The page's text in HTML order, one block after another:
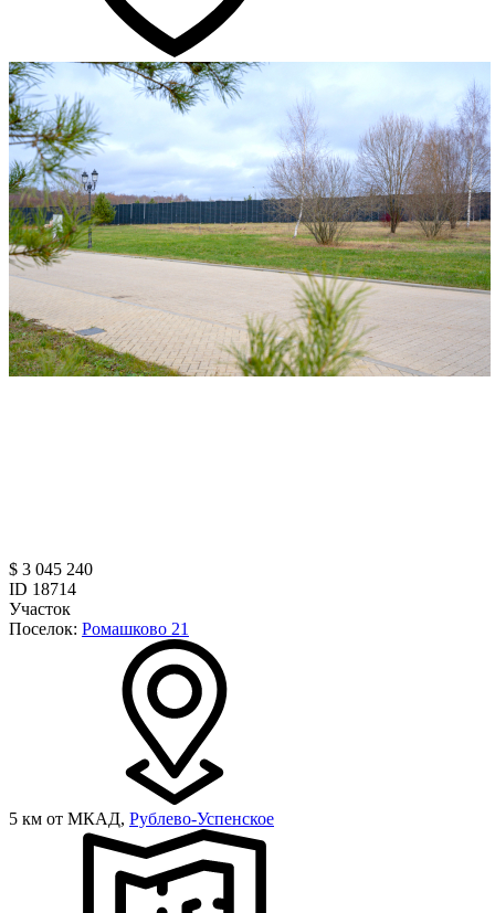
$ 3 045 240
ID 18714
Участок
Поселок: Ромашково 21
5 км от МКАД, Рублево-Успенское